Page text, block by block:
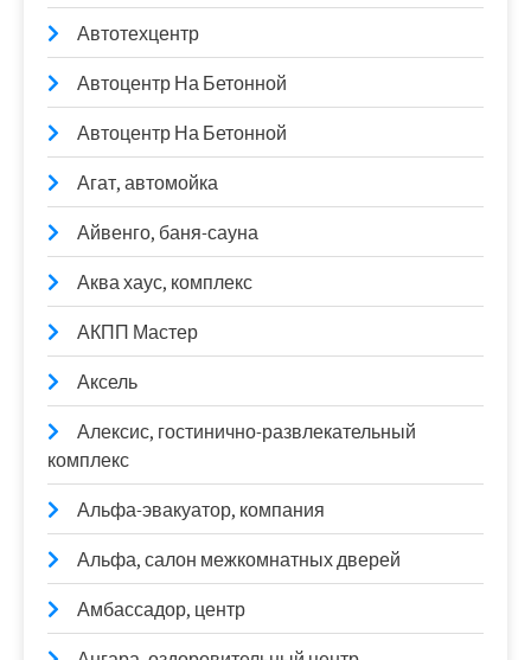
Автотехцентр
Автоцентр На Бетонной
Автоцентр На Бетонной
Агат, автомойка
Айвенго, баня-сауна
Аква хаус, комплекс
АКПП Мастер
Аксель
Алексис, гостинично-развлекательный
комплекс
Альфа-эвакуатор, компания
Альфа, салон межкомнатных дверей
Амбассадор, центр